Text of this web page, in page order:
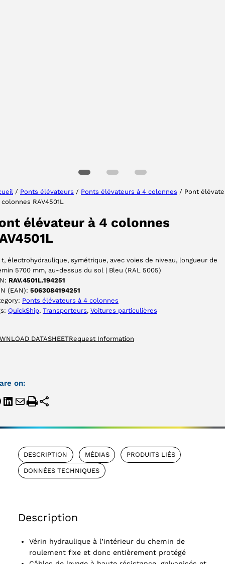
/ Ponts élévateurs / Ponts élévateurs à 4 colonnes / Pont
colonnes RAV4501L
élévateur à 4 colonnes
t, électrohydraulique, symétrique, avec voies de niveau, longueur de
5700 mm, au-dessus du sol | Bleu (RAL 5005)
RAV.4501L.194251
(EAN): 5063084194251
Ponts élévateurs à 4 colonnes
QuickShip, Transporteurs, Voitures particulières
DATASHEETRequest Information
on:
DESCRIPTION MÉDIAS PRODUITS LIÉS
DONNÉES TECHNIQUES
Description
Vérin hydraulique à l’intérieur du chemin de
roulement fixe et donc entièrement protégé
ACCEPTER